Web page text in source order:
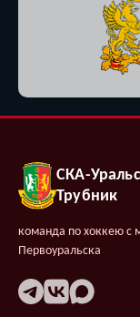
СКА-
Трубник
команда по хоккею с
Первоуральска